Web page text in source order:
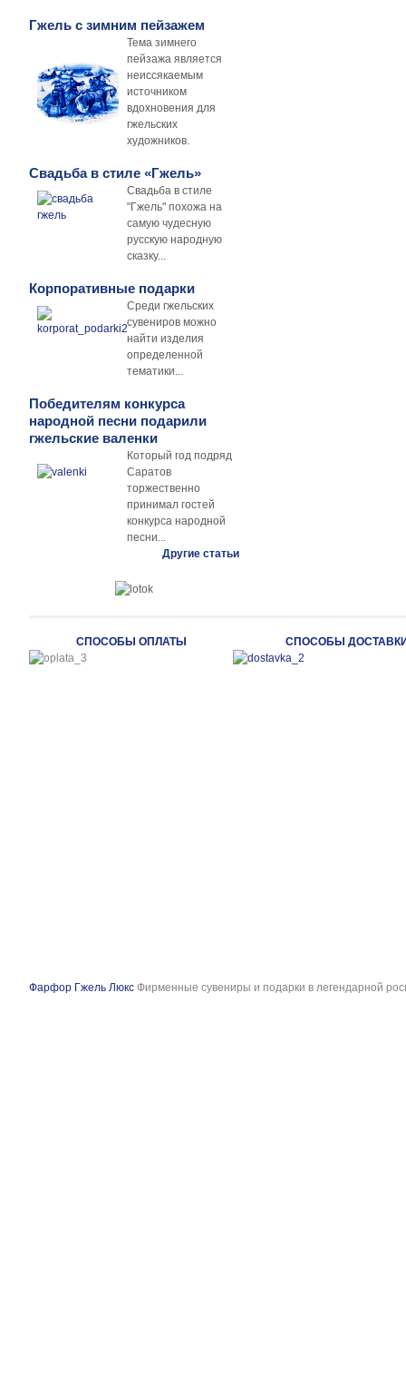
Гжель с зимним пейзажем
Тема зимнего
пейзажа является
неиссякаемым
источником
вдохновения для
гжельских
художников.
Свадьба в стиле «Гжель»
Свадьба в стиле
"Гжель" похожа на
самую чудесную
русскую народную
сказку...
Корпоративные подарки
Среди гжельских
сувениров можно
найти изделия
определенной
тематики...
Победителям конкурса
народной песни подарили
гжельские валенки
Который год подряд
Саратов
торжественно
принимал гостей
конкурса народной
песни...
Другие статьи
СПОСОБЫ ОПЛАТЫ СПОСОБЫ
Фарфор Гжель Люкс Фирменные сувениры и подарки в легендарной